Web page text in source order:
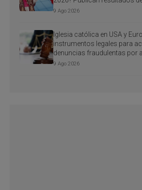
9 Ago 2026
Iglesia católica en USA y
instrumentos legales para
denuncias fraudulentas por
9 Ago 2026